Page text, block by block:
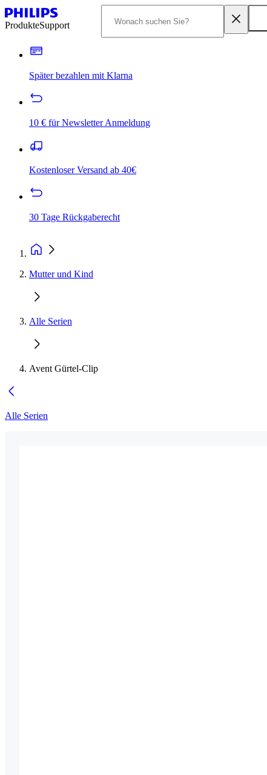
ProdukteSupport
Später bezahlen mit Klarna
10 € für Newsletter Anmeldung
Kostenloser Versand ab 40€
30 Tage Rückgaberecht
Mutter und Kind
Alle Serien
Avent Gürtel-Clip
Alle Serien